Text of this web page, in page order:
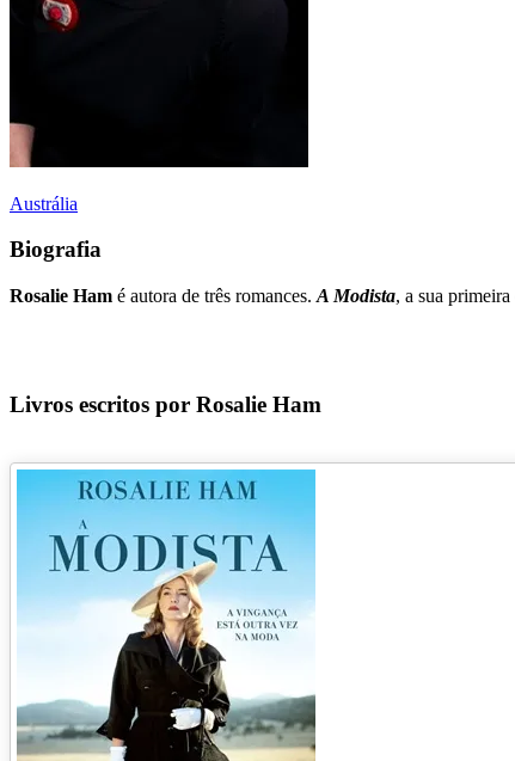
Austrália
Biografia
Rosalie Ham é autora de três romances. A Modista, a sua
Livros escritos por Rosalie Ham